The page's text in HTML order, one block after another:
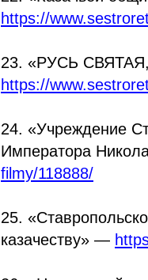
https://
23. «РУСЬ
https://
24. «Учреждение
Императора
filmy/118888/
25.
казачеству» —